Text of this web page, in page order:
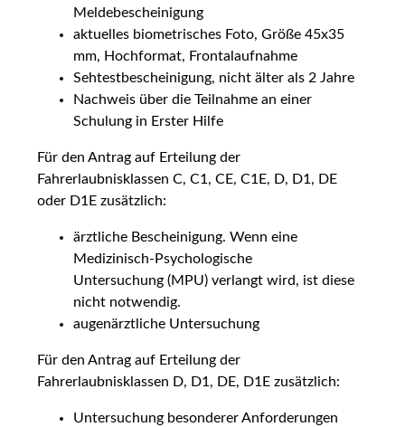
Meldebescheinigung
aktuelles biometrisches Foto, Größe 45x35
mm, Hochformat, Frontalaufnahme
Sehtestbescheinigung, nicht älter als 2 Jahre
Nachweis über die Teilnahme an einer
Schulung in Erster Hilfe
Für den Antrag auf Erteilung der
Fahrerlaubnisklassen C, C1, CE, C1E, D, D1, DE
oder D1E zusätzlich:
ärztliche Bescheinigung. Wenn eine
Medizinisch-Psychologische
Untersuchung (MPU) verlangt wird, ist diese
nicht notwendig.
augenärztliche Untersuchung
Für den Antrag auf Erteilung der
Fahrerlaubnisklassen D, D1, DE, D1E zusätzlich:
Untersuchung besonderer Anforderungen